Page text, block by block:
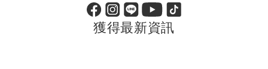
獲得最新資訊